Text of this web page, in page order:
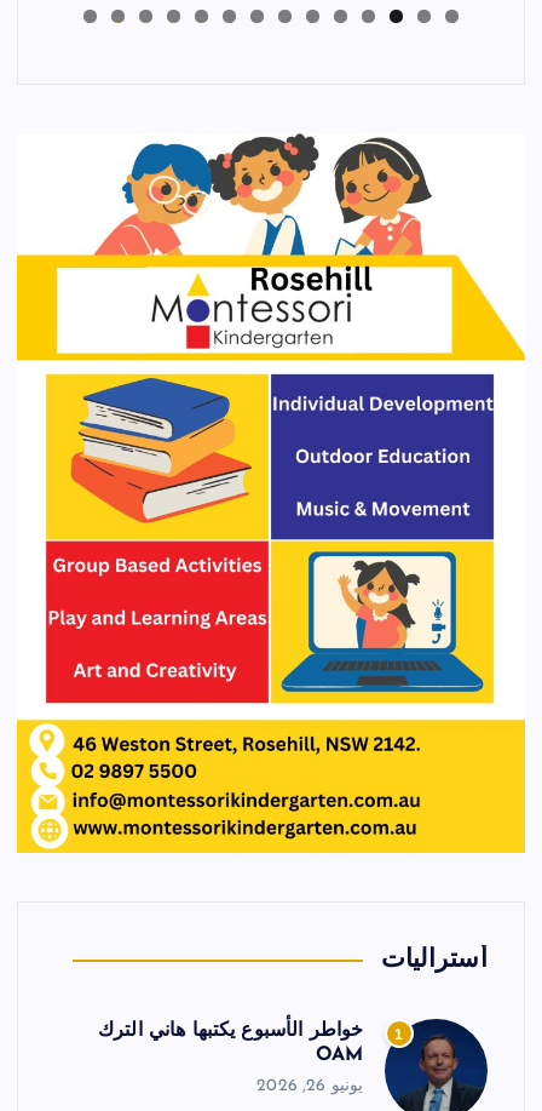
أستراليات
1
خواطر الأسبوع يكتبها هاني الترك
OAM
يونيو 26, 2026